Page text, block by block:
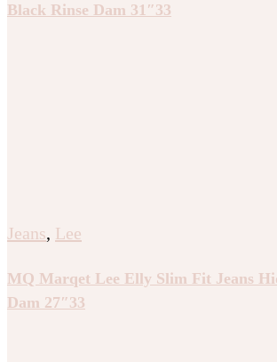
Black Rinse Dam 31″33
Jeans, Lee
MQ Marqet Lee Elly Slim Fit Jeans
Dam 27″33